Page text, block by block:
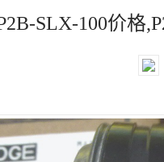
SLX-100价格